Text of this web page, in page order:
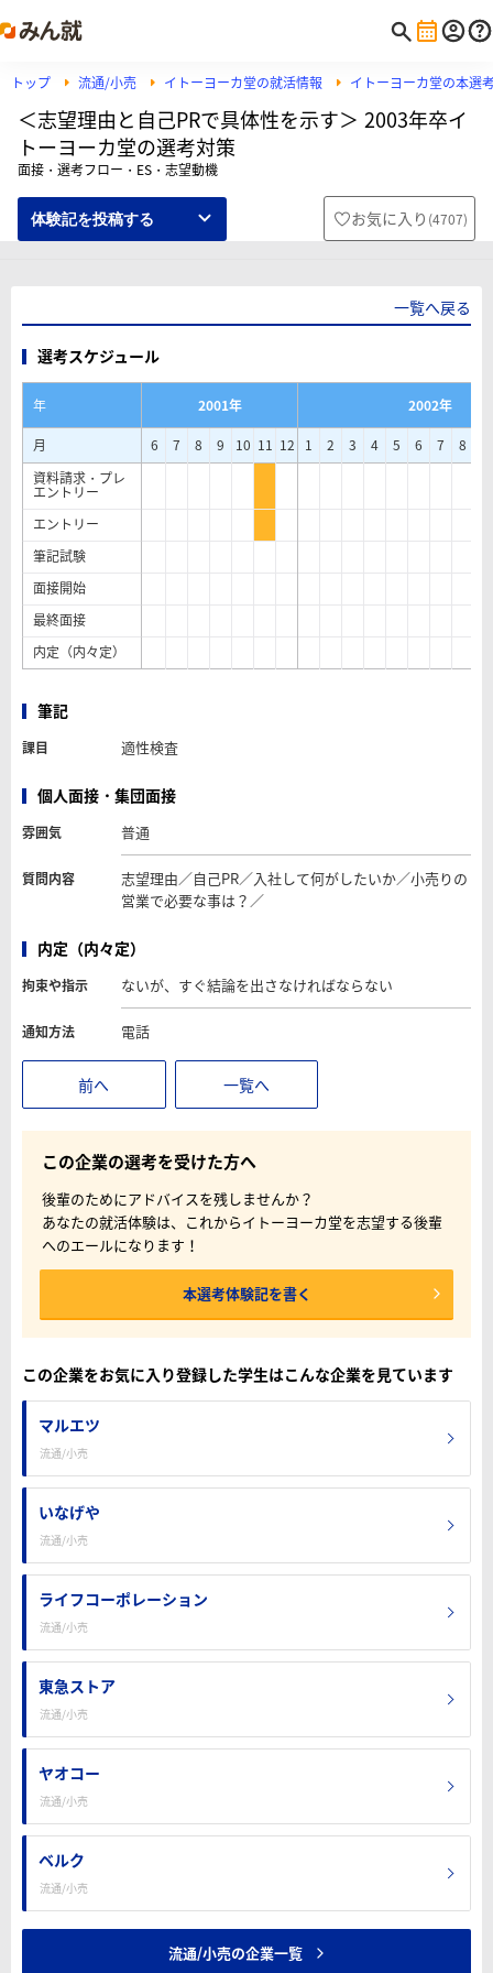
トップ 流通/小売 イトーヨーカ堂の就活情報 イトーヨーカ堂の本選
＜志望理由と自己PRで具体性を示す＞ 2003年卒イ
トーヨーカ堂の選考対策
面接・選考フロー・ES・志望動機
体験記を投稿する お気に入り (4707)
一覧へ戻る
選考スケジュール
年 2001年
2002年
月
6 7 8 9 10 11 12 1 2 3 4 5 6 7 8
資料請求・プレ
エントリー
エントリー
筆記試験
面接開始
最終面接
内定（内々定）
筆記
課目 適性検査
個人面接・集団面接
雰囲気 普通
質問内容
志望理由／自己PR／入社して何がしたいか／小売りの
営業で必要な事は？／
内定（内々定）
拘束や指示 ないが、すぐ結論を出さなければならない
通知方法 電話
前へ 一覧へ
この企業の選考を受けた方へ
後輩のためにアドバイスを残しませんか？
あなたの就活体験は、これからイトーヨーカ堂を志望する後輩
へのエールになります！
本選考体験記を書く
この企業をお気に入り登録した学生はこんな企業を見ています
マルエツ
流通/小売
いなげや
流通/小売
ライフコーポレーション
流通/小売
東急ストア
流通/小売
ヤオコー
流通/小売
ベルク
流通/小売
流通/小売の企業一覧